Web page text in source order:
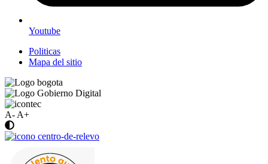
Youtube
Politicas
Mapa del sitio
A- A+